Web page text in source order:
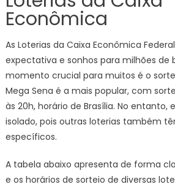
Econômica
As Loterias da Caixa Econômica
expectativa e sonhos para milhões de
momento crucial para muitos é o
Mega Sena é a mais popular, com
às 20h, horário de Brasília. No
isolado, pois outras loterias também
específicos.
A tabela abaixo apresenta de forma
e os horários de sorteio de diversas